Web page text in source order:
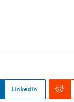
Linkedin